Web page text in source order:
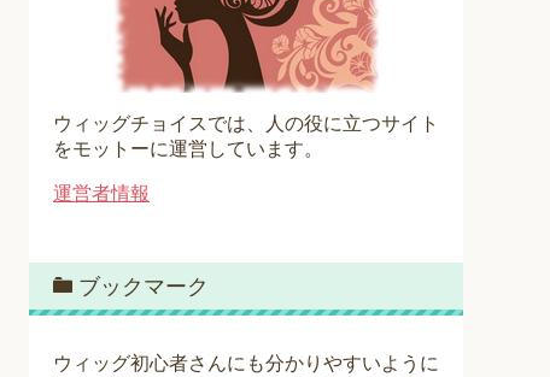
ウィッグチョイスでは、人の役に立つサイト
をモットーに運営しています。
運営者情報
ブックマーク
ウィッグ初心者さんにも分かりやすいように